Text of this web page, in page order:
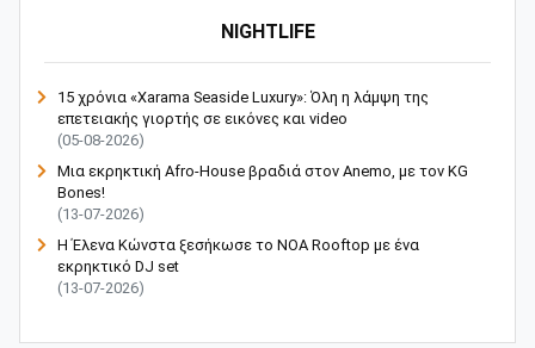
NIGHTLIFE
15 χρόνια «Xarama Seaside Luxury»: Όλη η λάμψη της
επετειακής γιορτής σε εικόνες και video
(05-08-2026)
Μια εκρηκτική Afro-House βραδιά στον Anemo, με τον KG
Bones!
(13-07-2026)
Η Έλενα Κώνστα ξεσήκωσε το NOA Rooftop με ένα
εκρηκτικό DJ set
(13-07-2026)